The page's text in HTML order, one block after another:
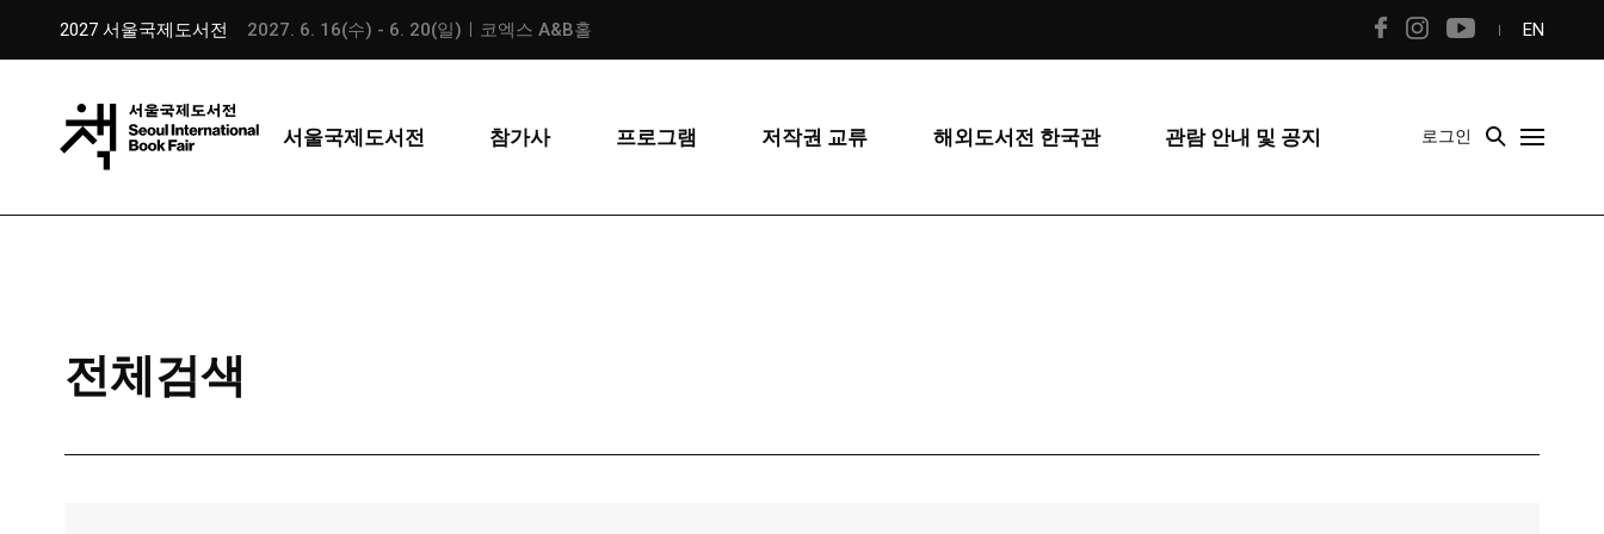
2027 서울국제도서전 2027. 6. 16(수) - 6. 20(일)ㅣ코엑스 A&B홀 EN
서울국제도서전 참가사 프로그램 저작권 교류 해외도서전 한국관 관람 안내 및 공지 로그인
전체검색